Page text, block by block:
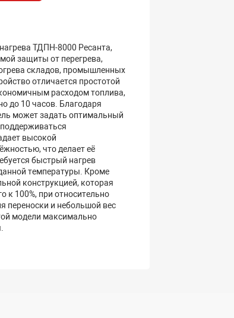
ТДПН-8000 Ресанта,
защиты от перегрева,
складов, промышленных
отличается простотой
расходом топлива,
до 10 часов. Благодаря
может задать оптимальный
высокой
что делает её
быстрый нагрев
температуры. Кроме
конструкцией, которая
к 100%, при относительно
переноски и небольшой вес
модели максимально